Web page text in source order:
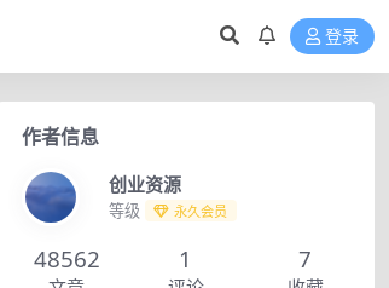
登录
作者信息
创业资源
等级 永久会员
48562 1 7